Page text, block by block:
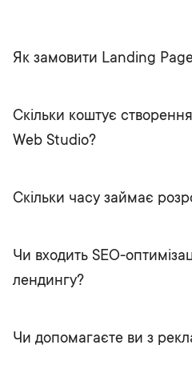
Як замовити Landing
Скільки коштує
Web Studio?
Скільки часу займає
Чи входить SEO-
лендингу?
Чи допомагаєте ви з